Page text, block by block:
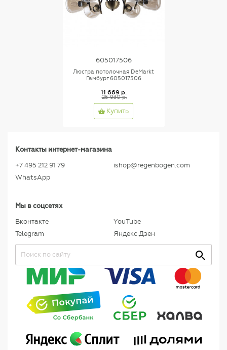
605017506
Люстра потолочная DeMarkt
Гамбург 605017506
11 669 р.
25 930 р.
Купить
Контакты интернет-магазина
+7 495 212 91 79
WhatsApp
ishop@regenbogen.com
Мы в соцсетях
Вконтакте
Telegram
YouTube
Яндекс.Дзен